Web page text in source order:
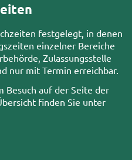
festgelegt, in denen
einzelner Bereiche
Zulassungsstelle
nur mit Termin erreichbar.
Besuch auf der Seite der
finden Sie unter